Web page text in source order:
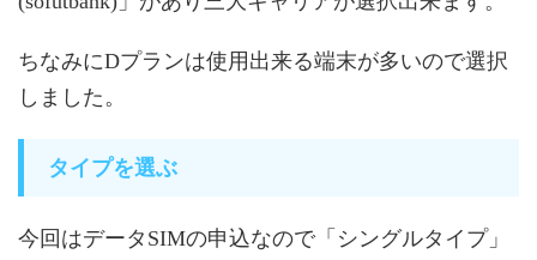
ちなみにDプランは使用出来る端末が多いので選択
しました。
タイプを選ぶ
今回はデータSIMの申込なので「シングルタイプ」